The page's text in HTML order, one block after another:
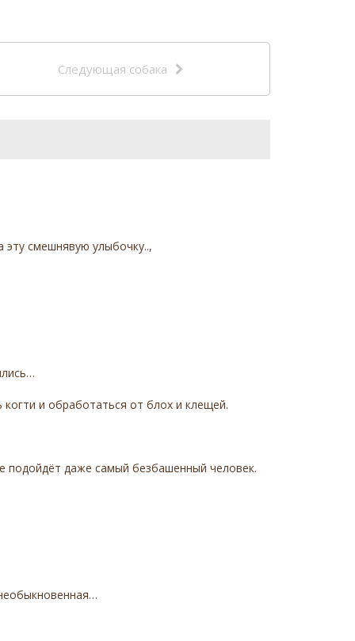
Следующая собака
эту смешнявую улыбочку..,
и обработаться от блох и клещей.
даже самый безбашенный человек.